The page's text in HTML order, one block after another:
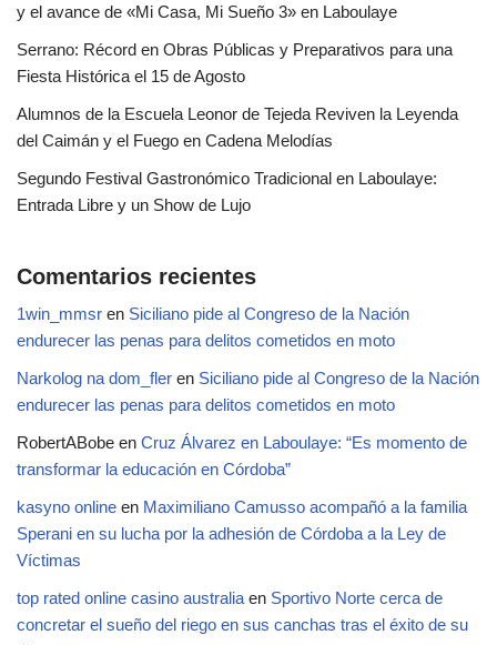
y el avance de «Mi Casa, Mi Sueño 3» en Laboulaye
Serrano: Récord en Obras Públicas y Preparativos para una
Fiesta Histórica el 15 de Agosto
Alumnos de la Escuela Leonor de Tejeda Reviven la Leyenda
del Caimán y el Fuego en Cadena Melodías
Segundo Festival Gastronómico Tradicional en Laboulaye:
Entrada Libre y un Show de Lujo
Comentarios recientes
1win_mmsr en Siciliano pide al Congreso de la Nación
endurecer las penas para delitos cometidos en moto
Narkolog na dom_fler en Siciliano pide al Congreso de la Nación
endurecer las penas para delitos cometidos en moto
RobertABobe en Cruz Álvarez en Laboulaye: “Es momento de
transformar la educación en Córdoba”
kasyno online en Maximiliano Camusso acompañó a la familia
Sperani en su lucha por la adhesión de Córdoba a la Ley de
Víctimas
top rated online casino australia en Sportivo Norte cerca de
concretar el sueño del riego en sus canchas tras el éxito de su